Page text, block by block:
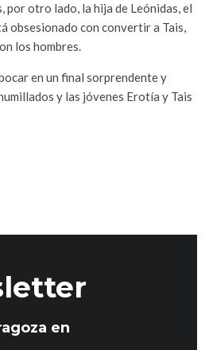
por otro lado, la hija de Leónidas, el
obsesionado con convertir a Tais,
los hombres.
en un final sorprendente y
y las jóvenes Erotía y Tais
en